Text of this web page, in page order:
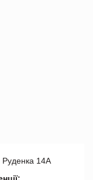
Руденка 14А